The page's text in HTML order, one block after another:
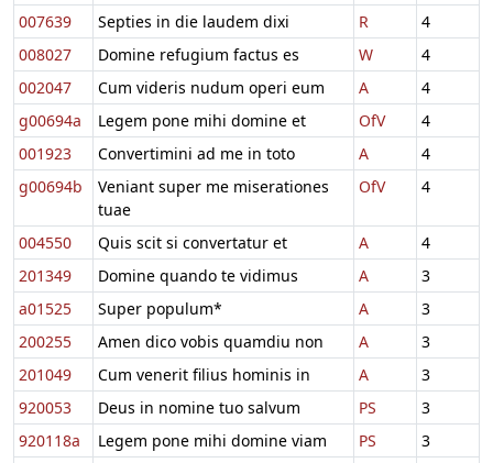
007639 Septies in die laudem dixi R
4
008027
Domine refugium factus es W
4
002047
Cum videris nudum operi eum A
4
g00694a
Legem pone mihi domine et OfV
4
001923
Convertimini ad me in toto A
4
g00694b
Veniant super me miserationes
tuae
OfV 4
004550 Quis scit si convertatur et A
4
201349
Domine quando te vidimus A
3
a01525
Super populum* A
3
200255
Amen dico vobis quamdiu non A
3
201049
Cum venerit filius hominis in A
3
920053
Deus in nomine tuo salvum PS
3
920118a
Legem pone mihi domine viam PS
3